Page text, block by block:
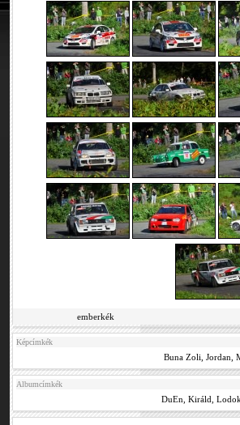
emberkék
Képcímkék
Buna Zoli ,Jordan ,
Albumcímkék
DuEn ,Királd ,